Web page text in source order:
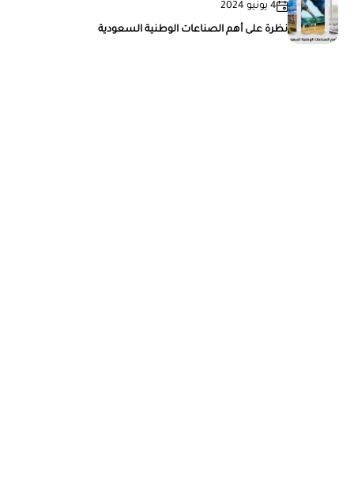
4 يونيو 2024
نظرة على أهم الصناعات الوطنية السعودية